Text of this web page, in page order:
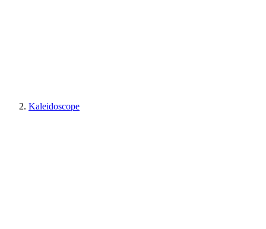
Kaleidoscope